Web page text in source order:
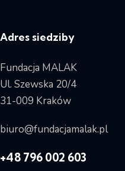
Adres siedziby
Fundacja MALAK
Ul. Szewska 20/4
31-009 Kraków
biuro@fundacjamalak.pl
+48 796 002 603